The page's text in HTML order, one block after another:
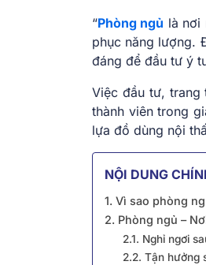
“Phòng ngủ là nơi
phục năng lượng.
đáng để đầu tư ý
Việc đầu tư,
thành viên trong
lựa đồ dùng nội
NỘI DUNG
1. Vì sao phòng
2. Phòng ngủ –
2.1. Nghỉ ngơi
2.2. Tận hưởng